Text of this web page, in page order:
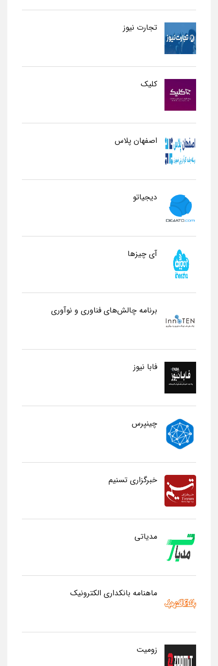
تجارت نیوز
کلیک
اصفهان پلاس
دیجیاتو
آی چیزها
برنامه چالش‌های فناوری و نوآوری
فابا نیوز
چینپرس
خبرگزاری تسنیم
مدیاتی
ماهنامه بانکداری الکترونیک
زومیت